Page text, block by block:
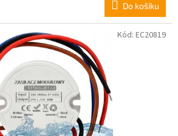
Do košíku
Kód: EC20819